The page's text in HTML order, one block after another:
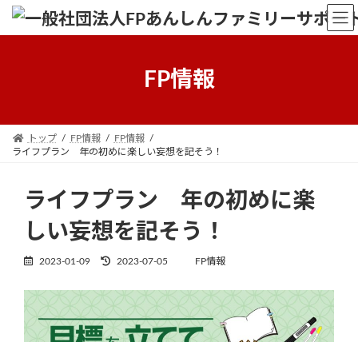
Skip
the
Skip
the
FP情報
トップ FP情報
FP情報
ライフプラン 年の初めに楽しい妄想を記そう！
ライフプラン 年の初めに楽
しい妄想を記そう！
2023-01-09
Last
2023-07-05 FP情報